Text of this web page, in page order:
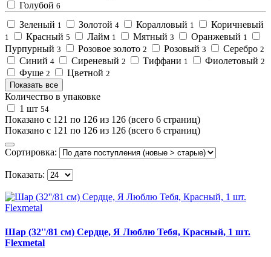
Голубой 6
Зеленый 1 Золотой 4 Коралловый 1 Коричневый
1 Красный 5 Лайм 1 Мятный 3 Оранжевый 1
Пурпурный 3 Розовое золото 2 Розовый 3 Серебро 2
Синий 4 Сиреневый 2 Тиффани 1 Фиолетовый 2
Фуше 2 Цветной 2
Показать все
Количество в упаковке
1 шт 54
Показано с 121 по 126 из 126 (всего 6 страниц)
Показано с 121 по 126 из 126 (всего 6 страниц)
Сортировка:
Показать:
Шар (32''/81 см) Сердце, Я Люблю Тебя, Красный, 1 шт.
Flexmetal